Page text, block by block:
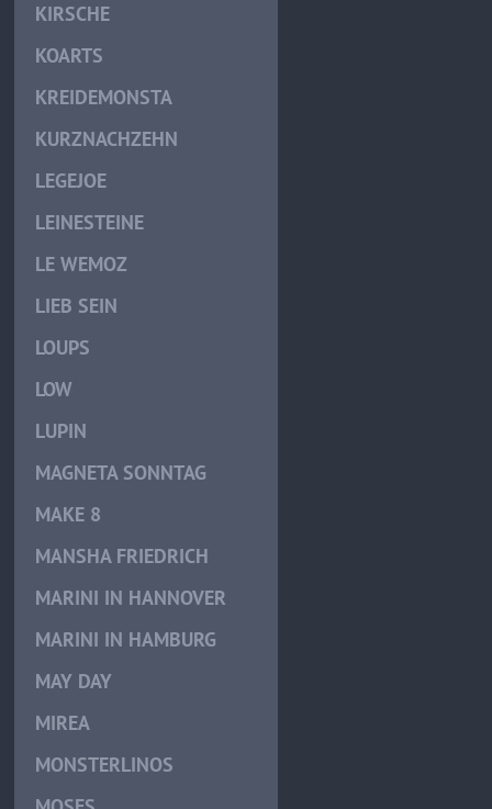
KIRSCHE
KOARTS
KREIDEMONSTA
KURZNACHZEHN
LEGEJOE
LEINESTEINE
LE WEMOZ
LIEB SEIN
LOUPS
LOW
LUPIN
MAGNETA SONNTAG
MAKE 8
MANSHA FRIEDRICH
MARINI IN HANNOVER
MARINI IN HAMBURG
MAY DAY
MIREA
MONSTERLINOS